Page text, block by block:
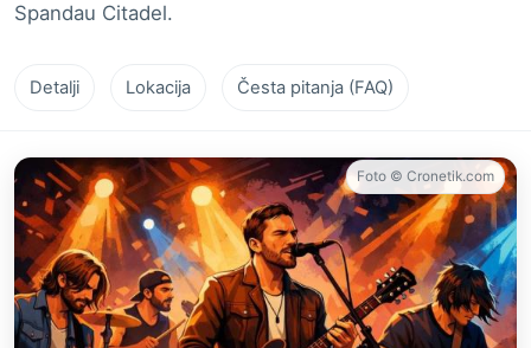
Spandau Citadel.
Detalji Lokacija Česta pitanja (FAQ)
Foto © Cronetik.com